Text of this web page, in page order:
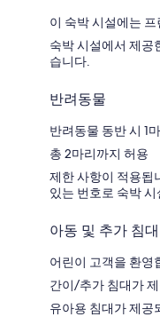
이 숙박 시설에는
숙박 시설에서 제공
습니다.
반려동물
반려동물 동반 시 1
총 2마리까지 허용
제한 사항이 적용됩
있는 번호로 숙박 시
아동 및 추가 침대
어린이 고객을 환영
간이/추가 침대가
유아용 침대가 제공